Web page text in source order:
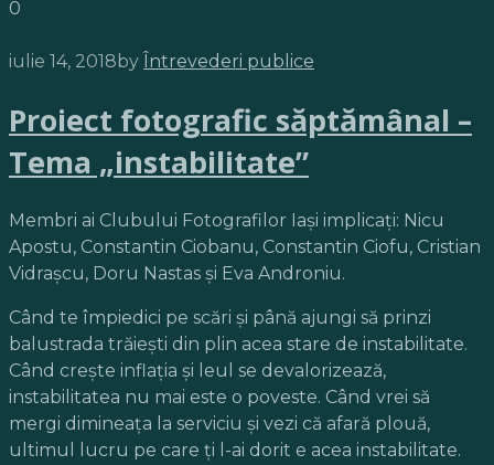
0
iulie 14, 2018 by Întrevederi publice
Proiect fotografic săptămânal –
Tema „instabilitate”
Membri ai Clubului Fotografilor Iaşi implicaţi: Nicu
Apostu, Constantin Ciobanu, Constantin Ciofu, Cristian
Vidraşcu, Doru Nastas şi Eva Androniu.
Când te împiedici pe scări şi până ajungi să prinzi
balustrada trăieşti din plin acea stare de instabilitate.
Când creşte inflaţia şi leul se devalorizează,
instabilitatea nu mai este o poveste. Când vrei să
mergi dimineaţa la serviciu şi vezi că afară plouă,
ultimul lucru pe care ţi l-ai dorit e acea instabilitate.